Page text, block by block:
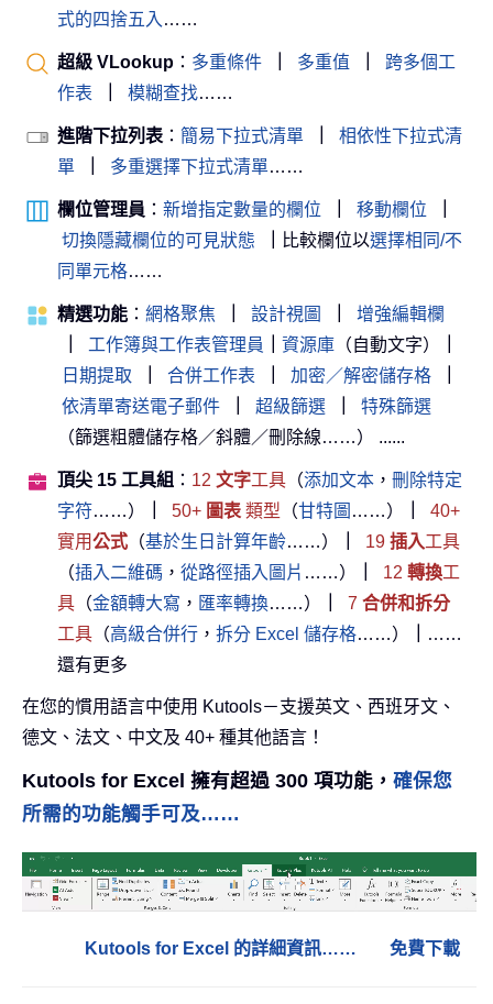
式的四捨五入 ……
超級 VLookup ： 多重條件 多重值
跨多個工
作表
模糊查找……
進階下拉列表 ： 簡易下拉式清單
相依性下拉式清
單
多重選擇下拉式清單……
欄位管理員 ： 新增指定數量的欄位 移動欄位
切換隱藏欄位的可見狀態
比較欄位以選擇相同/不
同單元格……
精選功能 ： 網格聚焦 設計視圖
增強編輯欄
工作簿與工作表管理員 資源庫 （自動文字）
日期提取
合併工作表 加密／解密儲存格
依清單寄送電子郵件
超級篩選
特殊篩選
（篩選粗體儲存格／斜體／刪除線……） ......
頂尖 15 工具組 ： 12 文字工具 （添加文本 ， 刪除特定
字符……） 50+ 圖表 類型 （甘特圖 ……）
40+
實用公式 （基於生日計算年齡……） 19 插入工具
（插入二維碼 ， 從路徑插入圖片 ……） 12 轉換工
具 （金額轉大寫 ， 匯率轉換……） 7 合併和拆分
工具 （高級合併行 ， 拆分 Excel 儲存格……）
……
還有更多
在您的慣用語言中使用 Kutools－支援英文、西班牙文、
德文、法文、中文及 40+ 種其他語言！
Kutools for Excel 擁有超過 300 項功能， 確保您
所需的功能觸手可及……
Kutools for Excel 的詳細資訊…… 免費下載